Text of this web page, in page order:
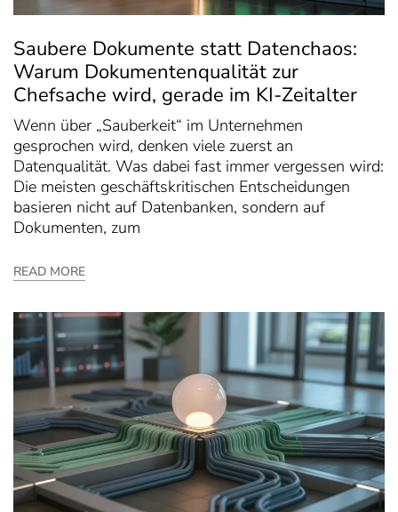
Saubere Dokumente statt Datenchaos:
Warum Dokumentenqualität zur
Chefsache wird, gerade im KI-Zeitalter
Wenn über „Sauberkeit“ im Unternehmen
gesprochen wird, denken viele zuerst an
Datenqualität. Was dabei fast immer vergessen wird:
Die meisten geschäftskritischen Entscheidungen
basieren nicht auf Datenbanken, sondern auf
Dokumenten, zum
READ MORE